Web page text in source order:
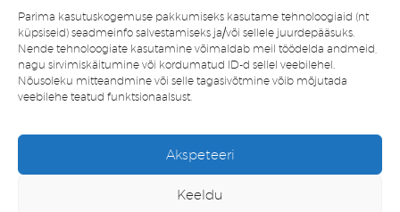
Parima kasutuskogemuse pakkumiseks kasutame tehnoloogiaid (nt
küpsiseid) seadmeinfo salvestamiseks ja/või sellele juurdepääsuks.
Nende tehnoloogiate kasutamine võimaldab meil töödelda andmeid,
nagu sirvimiskäitumine või kordumatud ID-d sellel veebilehel.
Nõusoleku mitteandmine või selle tagasivõtmine võib mõjutada
veebilehe teatud funktsionaalsust.
Akspeteeri
Keeldu
Müügitingimused Privaatsuspoliitika
Minu konto Soovinimekiri